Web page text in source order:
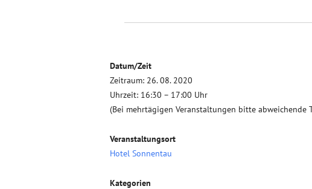
Datum/Zeit
Zeitraum: 26. 08. 2020
Uhrzeit: 16:30 – 17:00 Uhr
(Bei mehrtägigen Veranstaltungen bitte abweichende
Veranstaltungsort
Hotel Sonnentau
Kategorien